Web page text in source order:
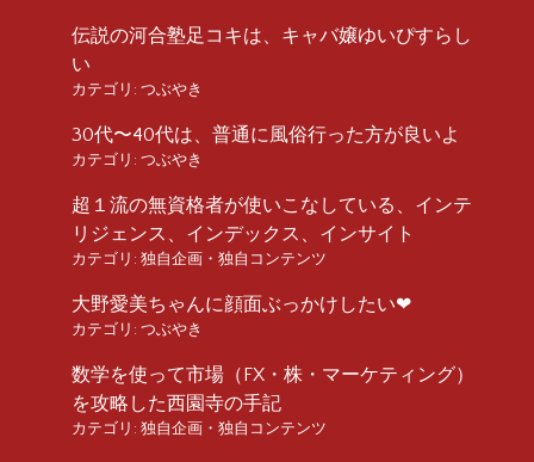
伝説の河合塾足コキは、キャバ嬢ゆいぴすらし
い
カテゴリ: つぶやき
30代〜40代は、普通に風俗行った方が良いよ
カテゴリ: つぶやき
超１流の無資格者が使いこなしている、インテ
リジェンス、インデックス、インサイト
カテゴリ: 独自企画・独自コンテンツ
大野愛美ちゃんに顔面ぶっかけしたい❤︎
カテゴリ: つぶやき
数学を使って市場（FX・株・マーケティング）
を攻略した西園寺の手記
カテゴリ: 独自企画・独自コンテンツ